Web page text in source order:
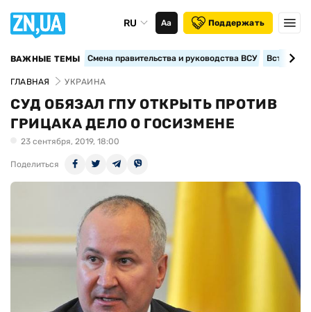
RU Аа Поддержать
ВАЖНЫЕ ТЕМЫ Смена правительства и руководства ВСУ
ГЛАВНАЯ УКРАИНА
СУД ОБЯЗАЛ ГПУ ОТКРЫТЬ ПРОТИВ
ГРИЦАКА ДЕЛО О ГОСИЗМЕНЕ
23 сентября, 2019, 18:00
Поделиться